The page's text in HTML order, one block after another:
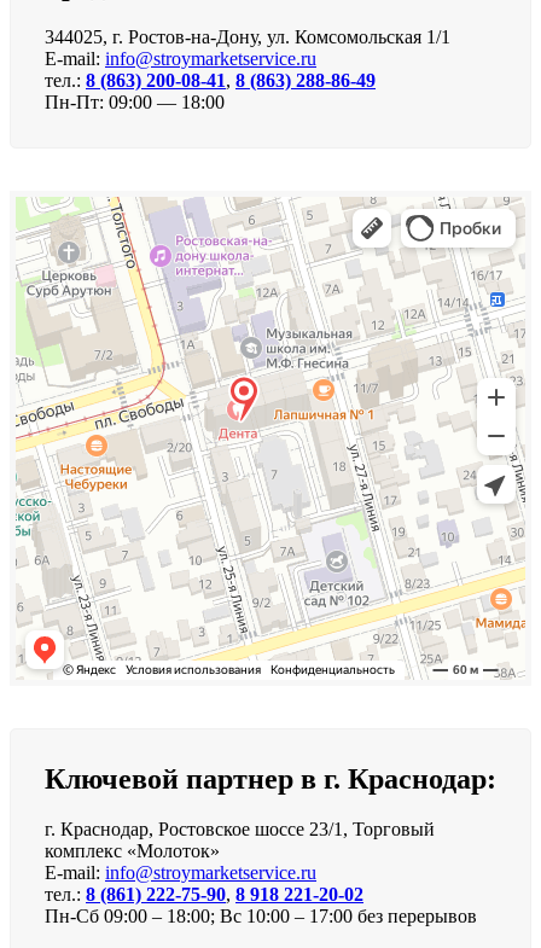
344025, г. Ростов-на-Дону, ул. Комсомольская 1/1
E-mail: info@stroymarketservice.ru
тел.: 8 (863) 200-08-41, 8 (863) 288-86-49
Пн-Пт: 09:00 — 18:00
Ключевой партнер в г. Краснодар:
г. Краснодар, Ростовское шоссе 23/1, Торговый
комплекс «Молоток»
E-mail: info@stroymarketservice.ru
тел.: 8 (861) 222-75-90, 8 918 221-20-02
Пн-Сб 09:00 – 18:00; Вс 10:00 – 17:00 без перерывов